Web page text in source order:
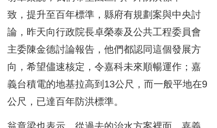
致，提升至百年標準，縣府有規劃案與中央討
論，昨天向行政院長卓榮泰及公共工程委員會
主委陳金德討論報告，他們都認同這個發展方
向，希望儘速核定，令嘉科未來順暢運作；嘉
義台積電的地基拉高到13公尺，而一般平地在9
公尺，已達百年防洪標準。